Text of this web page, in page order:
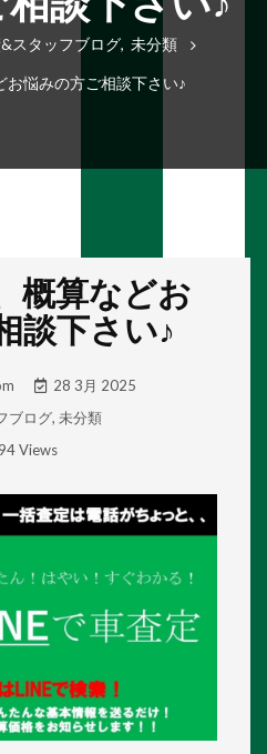
スタッフブログ, 未分類
お悩みの方ご相談下さい♪
概算などお
談下さい♪
28 3月 2025
ブログ, 未分類
Views